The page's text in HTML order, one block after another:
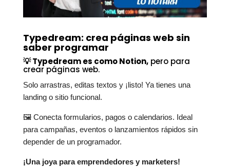
Typedream: crea páginas web sin
saber programar
💡 Typedream es como Notion,pero para
crear páginas web.
Solo arrastras, editas textos y ¡listo! Ya tienes una
landing o sitio funcional.
🖼️ Conecta formularios, pagos o calendarios. Ideal
para campañas, eventos o lanzamientos rápidos sin
depender de un programador.
¡Una joya para emprendedores y marketers!